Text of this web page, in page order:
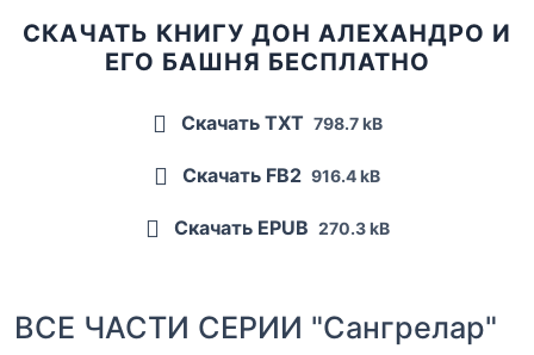
СКАЧАТЬ КНИГУ ДОН АЛЕХАНДРО И
ЕГО БАШНЯ БЕСПЛАТНО
Скачать TXT 798.7 kB
Скачать FB2 916.4 kB
Скачать EPUB 270.3 kB
ВСЕ ЧАСТИ СЕРИИ "Сангрелар"